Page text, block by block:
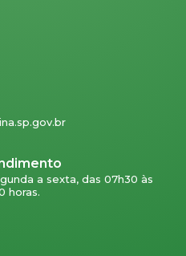
a sexta, das 07h30 às
horas.